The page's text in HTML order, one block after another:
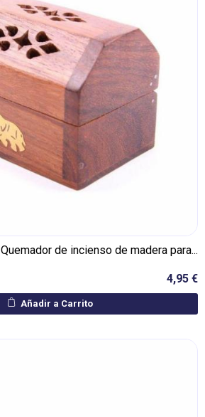
Quemador de incienso de madera para...
4,95 €
Añadir a Carrito